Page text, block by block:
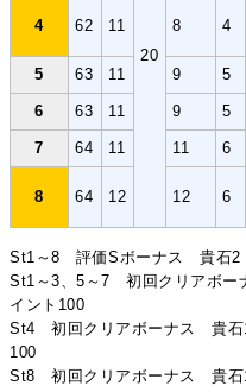
20
4 62 11 8 4
5 63 11 9 5
6 63 11 9 5
7 64 11 11 6
8 64 12 12 6
St1～8 評価Sボーナス 貴石2
St1～3、5～7 初回クリアボー
イント100
St4 初回クリアボーナス 貴石1
100
St8 初回クリアボーナス 貴石1